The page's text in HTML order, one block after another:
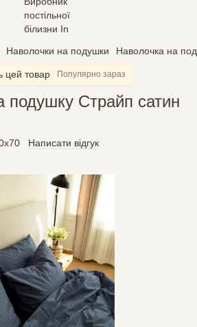
Наволочки на подушки Наволочка на
цей товар Популярно зараз
подушку Страйп сатин
Написати відгук